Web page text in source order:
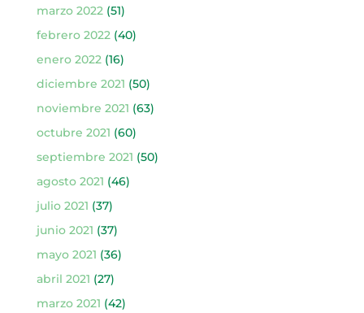
marzo 2022(51)
febrero 2022(40)
enero 2022(16)
diciembre 2021 (50)
noviembre 2021 (63)
octubre 2021 (60)
septiembre 2021 (50)
agosto 2021 (46)
julio 2021 (37)
junio 2021 (37)
mayo 2021 (36)
abril 2021 (27)
marzo 2021 (42)